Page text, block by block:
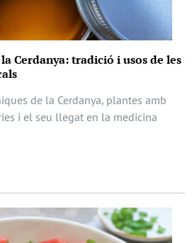
Cerdanya: tradició i usos de les
de la Cerdanya, plantes amb
i el seu llegat en la medicina